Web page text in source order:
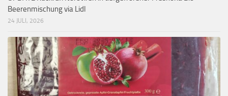
Beerenmischung via Lidl
24 JULI, 2026